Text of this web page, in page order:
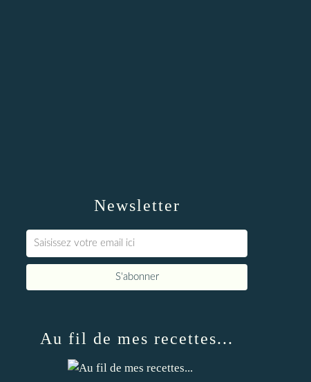
Newsletter
Au fil de mes recettes...